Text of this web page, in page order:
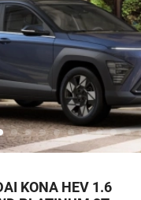
KONA HEV 1.6